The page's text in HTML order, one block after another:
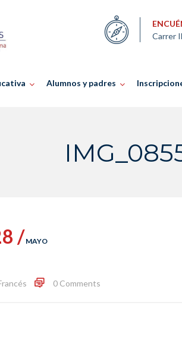
Carrer
Alumnos y padres
/ MAYO
0 Comments